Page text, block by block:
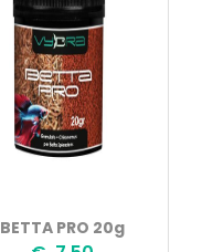
BETTA PRO 20g